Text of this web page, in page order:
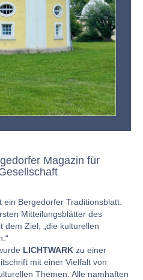
Magazin für
ein Bergedorfer Traditionsblatt.
Mitteilungsblätter des
dem Ziel, „die kulturellen
LICHTWARK zu einer
mit einer Vielfalt von
Themen. Alle namhaften